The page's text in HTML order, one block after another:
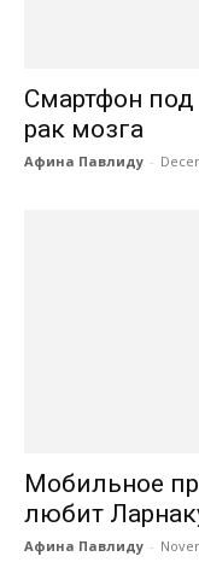
Смартфон
рак мозга
Афина Павлиду -
Мобильное
любит
Афина Павлиду -